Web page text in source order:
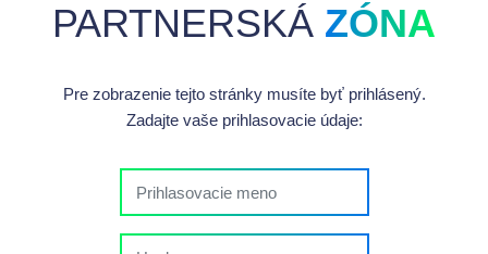
PARTNERSKÁ ZÓNA
Pre zobrazenie tejto stránky musíte byť prihlásený.
Zadajte vaše prihlasovacie údaje: